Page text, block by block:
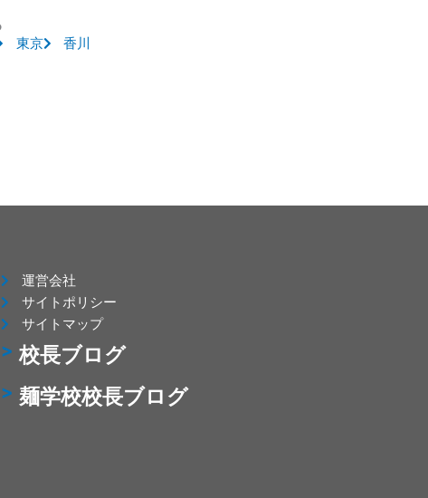
東京 香川
運営会社
サイトポリシー
サイトマップ
校長ブログ
麺学校校長ブログ